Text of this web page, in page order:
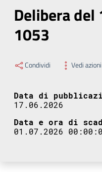
Delibera del
1053
Condividi Vedi azioni
Data di
17.06.2026
Data e ora di
01.07.2026